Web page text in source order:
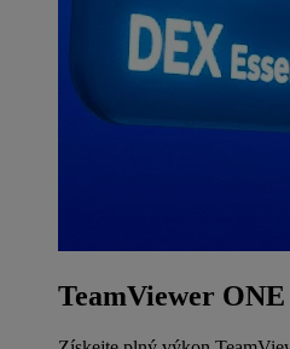
TeamViewer ONE